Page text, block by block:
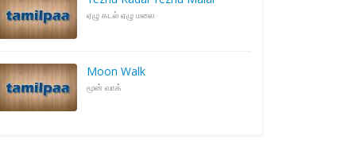
ஏழு கடல் ஏழு மலை
Moon Walk
மூன் வாக்